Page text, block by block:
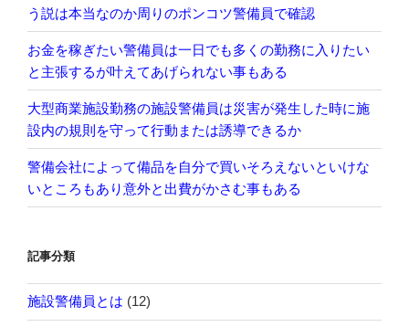
う説は本当なのか周りのポンコツ警備員で確認
お金を稼ぎたい警備員は一日でも多くの勤務に入りたい
と主張するが叶えてあげられない事もある
大型商業施設勤務の施設警備員は災害が発生した時に施
設内の規則を守って行動または誘導できるか
警備会社によって備品を自分で買いそろえないといけな
いところもあり意外と出費がかさむ事もある
記事分類
施設警備員とは (12)